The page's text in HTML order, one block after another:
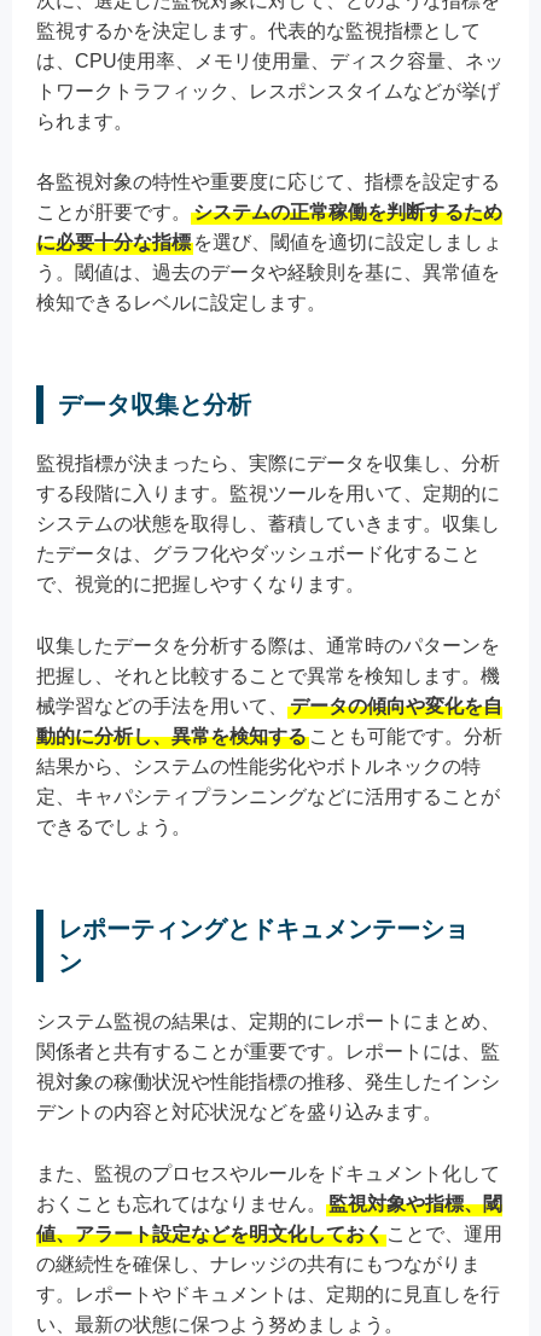
監視するかを決定します。代表的な監視指標として
は、CPU使用率、メモリ使用量、ディスク容量、ネッ
トワークトラフィック、レスポンスタイムなどが挙げ
られます。
各監視対象の特性や重要度に応じて、指標を設定する
ことが肝要です。
システムの正常稼働を判断するため
に必要十分な指標 を選び、閾値を適切に設定しましょ
う。閾値は、過去のデータや経験則を基に、異常値を
検知できるレベルに設定します。
データ収集と分析
監視指標が決まったら、実際にデータを収集し、分析
する段階に入ります。監視ツールを用いて、定期的に
システムの状態を取得し、蓄積していきます。収集し
たデータは、グラフ化やダッシュボード化すること
で、視覚的に把握しやすくなります。
収集したデータを分析する際は、通常時のパターンを
把握し、それと比較することで異常を検知します。機
械学習などの手法を用いて、
データの傾向や変化を自
動的に分析し、異常を検知する ことも可能です。分析
結果から、システムの性能劣化やボトルネックの特
定、キャパシティプランニングなどに活用することが
できるでしょう。
レポーティングとドキュメンテーショ
ン
システム監視の結果は、定期的にレポートにまとめ、
関係者と共有することが重要です。レポートには、監
視対象の稼働状況や性能指標の推移、発生したインシ
デントの内容と対応状況などを盛り込みます。
また、監視のプロセスやルールをドキュメント化して
おくことも忘れてはなりません。
監視対象や指標、閾
値、アラート設定などを明文化しておく ことで、運用
の継続性を確保し、ナレッジの共有にもつながりま
す。レポートやドキュメントは、定期的に見直しを行
い、最新の状態に保つよう努めましょう。